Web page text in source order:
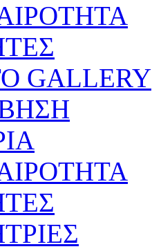
GALLERY